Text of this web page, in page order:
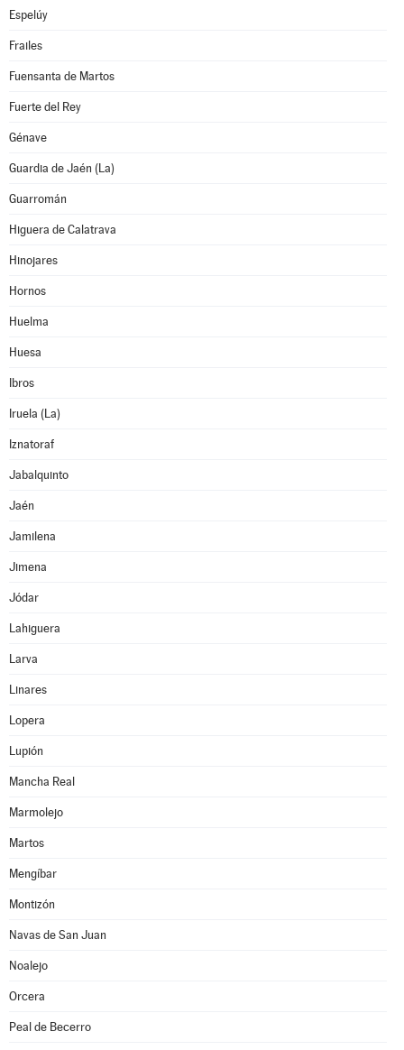
Espelúy
Frailes
Fuensanta de Martos
Fuerte del Rey
Génave
Guardia de Jaén (La)
Guarromán
Higuera de Calatrava
Hinojares
Hornos
Huelma
Huesa
Ibros
Iruela (La)
Iznatoraf
Jabalquinto
Jaén
Jamilena
Jimena
Jódar
Lahiguera
Larva
Linares
Lopera
Lupión
Mancha Real
Marmolejo
Martos
Mengíbar
Montizón
Navas de San Juan
Noalejo
Orcera
Peal de Becerro